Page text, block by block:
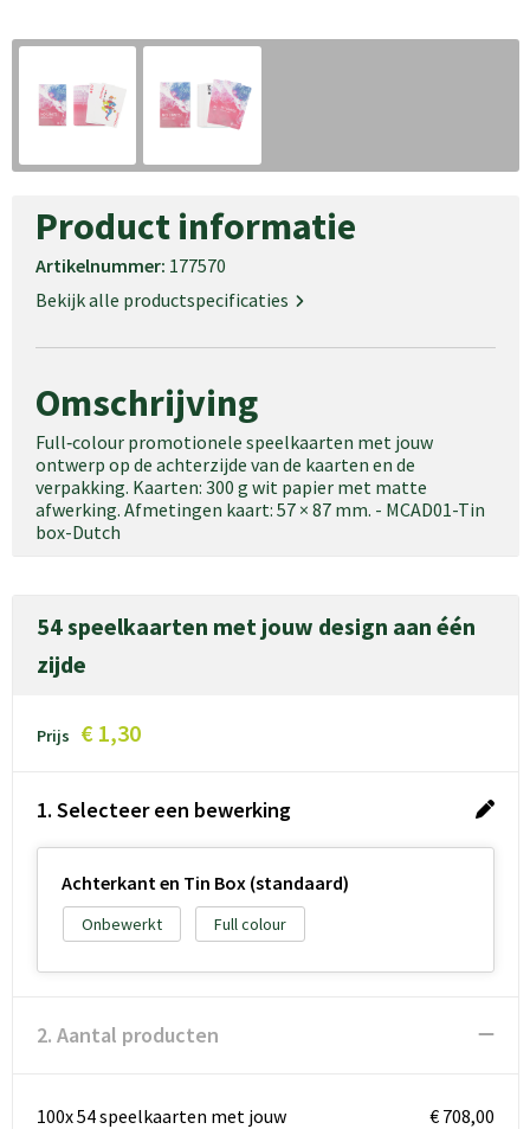
Product informatie
Artikelnummer: 177570
Bekijk alle productspecificaties
Omschrijving
Full‑colour promotionele speelkaarten met jouw
ontwerp op de achterzijde van de kaarten en de
verpakking. Kaarten: 300 g wit papier met matte
afwerking. Afmetingen kaart: 57 × 87 mm. - MCAD01-Tin
box-Dutch
54 speelkaarten met jouw design aan één
zijde
Prijs € 1,30
1. Selecteer een bewerking
Achterkant en Tin Box (standaard)
Onbewerkt Full colour
2. Aantal producten
100x 54 speelkaarten met jouw
€ 708,00